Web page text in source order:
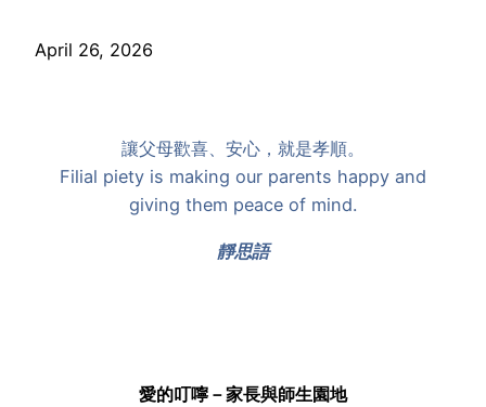
April 26, 2026
讓父母歡喜、安心，就是孝順。
Filial piety is making our parents happy and
giving them peace of mind.
靜思語
愛的叮嚀－家長與師生園地